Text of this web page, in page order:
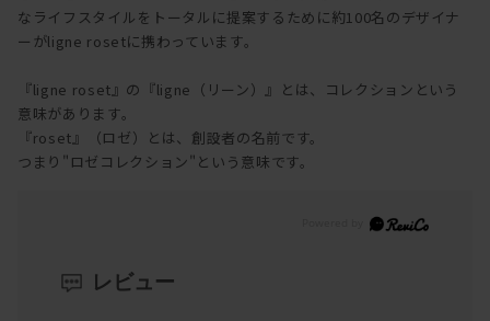
なライフスタイルをトータルに提案するために約100名のデザイナ
ーがligne rosetに携わっています。
『ligne roset』の『ligne（リーン）』とは、コレクションという
意味があります。
『roset』（ロゼ）とは、創設者の名前です。
つまり"ロゼコレクション"という意味です。
レビュー